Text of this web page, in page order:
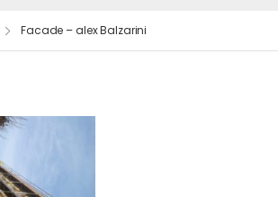
Facade – alex Balzarini